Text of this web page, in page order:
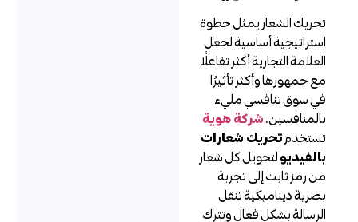
تحريك الشعار يمثل خطوة
استراتيجية أساسية لجعل
العلامة التجارية أكثر تفاعلًا
مع جمهورها وأكثر تأثيرًا
في سوق تنافسي مليء
بالمنافسين.شركة هوية
تستخدمتحريك شعارات
بالفيديولتحويل كل شعار
من رمز ثابت إلى تجربة
بصرية ديناميكية تنقل
الرسالة بشكل فعال وتترك